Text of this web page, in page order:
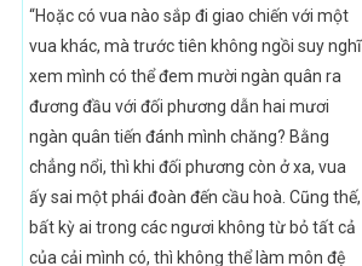
“Hoặc có vua nào sắp đi giao chiến với một
vua khác, mà trước tiên không ngồi suy nghĩ
xem mình có thể đem mười ngàn quân ra
đương đầu với đối phương dẫn hai mươi
ngàn quân tiến đánh mình chăng? Bằng
chẳng nổi, thì khi đối phương còn ở xa, vua
ấy sai một phái đoàn đến cầu hoà. Cũng thế,
bất kỳ ai trong các ngươi không từ bỏ tất cả
của cải mình có, thì không thể làm môn đệ